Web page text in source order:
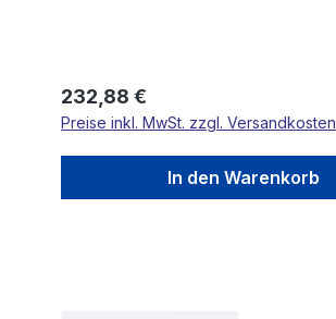
Regulärer Preis:
232,88 €
Preise inkl. MwSt. zzgl. Versandkosten
In den Warenkorb